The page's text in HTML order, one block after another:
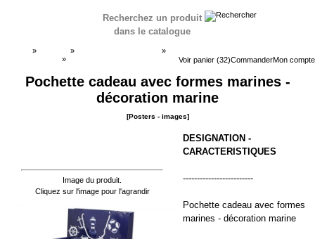
Recherchez un produit
dans le catalogue
Voir panier (32)CommanderMon compte
» »
»
»
Pochette cadeau avec formes marines -
décoration marine
[Posters - images]
Image du produit.
Cliquez sur l'image pour l'agrandir
DESIGNATION -
CARACTERISTIQUES
-------------------------
Pochette cadeau avec formes
marines - décoration marine